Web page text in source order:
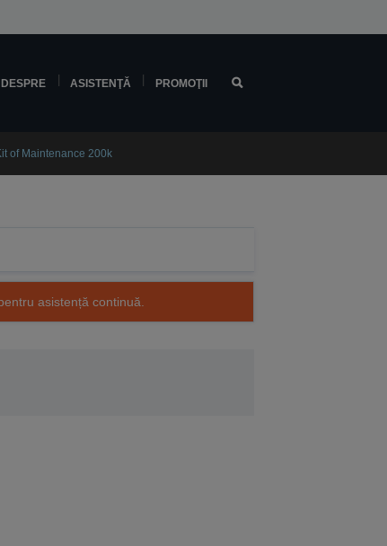
DESPRE ASISTENŢĂ PROMOŢII
of Maintenance 200k
asistență continuă.